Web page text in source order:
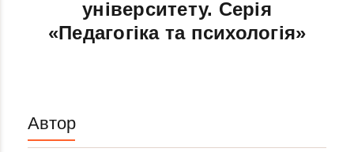
університету. Серія
«Педагогіка та психологія»
Автор